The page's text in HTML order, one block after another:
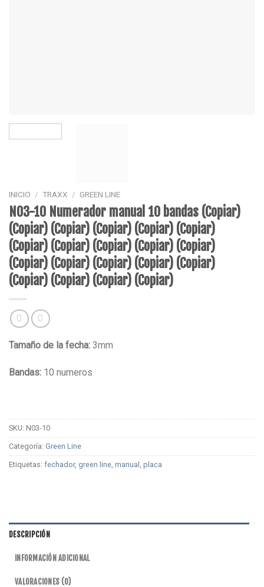
INICIO / TRAXX / GREEN LINE
N03-10 Numerador manual 10 bandas (Copiar)
(Copiar) (Copiar) (Copiar) (Copiar) (Copiar)
(Copiar) (Copiar) (Copiar) (Copiar) (Copiar)
(Copiar) (Copiar) (Copiar) (Copiar) (Copiar)
(Copiar) (Copiar) (Copiar) (Copiar)
Tamaño de la fecha: 3mm
Bandas: 10 numeros
SKU: N03-10
Categoría: Green Line
Etiquetas: fechador, green line, manual , placa
DESCRIPCIÓN
INFORMACIÓN ADICIONAL
VALORACIONES (0)